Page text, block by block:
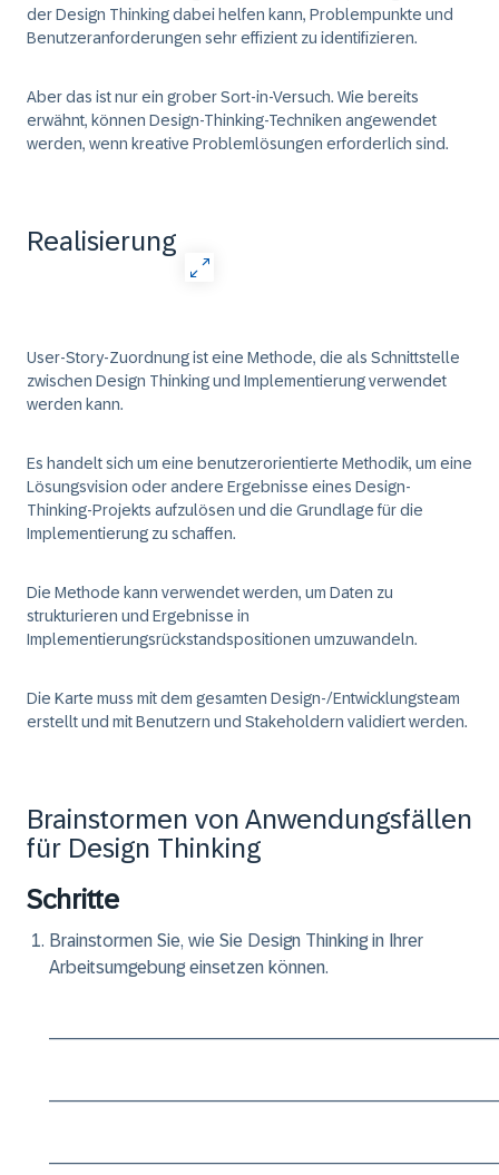
der Design Thinking dabei helfen kann, Problempunkte und
Benutzeranforderungen sehr effizient zu identifizieren.
Aber das ist nur ein grober Sort-in-Versuch. Wie bereits
erwähnt, können Design-Thinking-Techniken angewendet
werden, wenn kreative Problemlösungen erforderlich sind.
Realisierung
User-Story-Zuordnung ist eine Methode, die als Schnittstelle
zwischen Design Thinking und Implementierung verwendet
werden kann.
Es handelt sich um eine benutzerorientierte Methodik, um eine
Lösungsvision oder andere Ergebnisse eines Design-
Thinking-Projekts aufzulösen und die Grundlage für die
Implementierung zu schaffen.
Die Methode kann verwendet werden, um Daten zu
strukturieren und Ergebnisse in
Implementierungsrückstandspositionen umzuwandeln.
Die Karte muss mit dem gesamten Design-/Entwicklungsteam
erstellt und mit Benutzern und Stakeholdern validiert werden.
Brainstormen von Anwendungsfällen
für Design Thinking
Schritte
Brainstormen Sie, wie Sie Design Thinking in Ihrer
Arbeitsumgebung einsetzen können.